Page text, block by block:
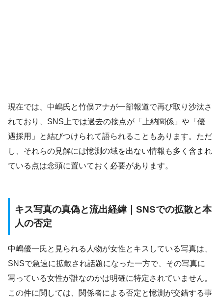
現在では、中嶋氏と竹俣アナが一部報道で再び取り沙汰さ
れており、SNS上では過去の接点が「上納関係」や「優
遇採用」と結びつけられて語られることもあります。ただ
し、それらの見解には憶測の域を出ない情報も多く含まれ
ている点は念頭に置いておく必要があります。
キス写真の真偽と流出経緯｜SNSでの拡散と本
人の否定
中嶋優一氏と見られる人物が女性とキスしている写真は、
SNSで急速に拡散され話題になった一方で、その写真に
写っている女性が誰なのかは明確に特定されていません。
この件に関しては、関係者による否定と憶測が交錯する事